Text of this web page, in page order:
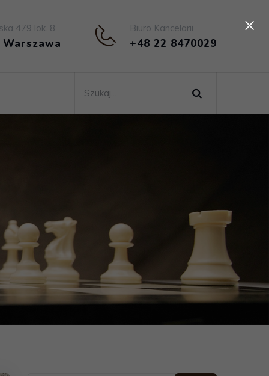
479 lok. 8 Biuro Kancelarii
+48 22 8470029
×